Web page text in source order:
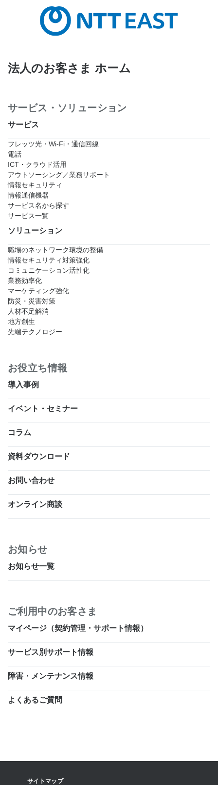
法人のお客さま ホーム
サービス・ソリューション
サービス
フレッツ光・Wi-Fi・通信回線
電話
ICT・クラウド活用
アウトソーシング／業務サポート
情報セキュリティ
情報通信機器
サービス名から探す
サービス一覧
ソリューション
職場のネットワーク環境の整備
情報セキュリティ対策強化
コミュニケーション活性化
業務効率化
マーケティング強化
防災・災害対策
人材不足解消
地方創生
先端テクノロジー
お役立ち情報
導入事例
イベント・セミナー
コラム
資料ダウンロード
お問い合わせ
オンライン商談
お知らせ
お知らせ一覧
ご利用中のお客さま
マイページ（契約管理・サポート情報）
サービス別サポート情報
障害・メンテナンス情報
よくあるご質問
サイトマップ